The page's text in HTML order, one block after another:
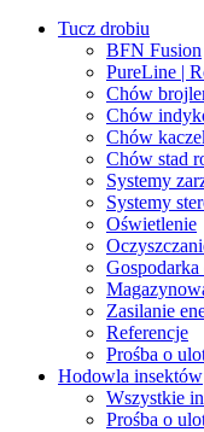
Tucz drobiu
BFN Fusion
PureLine |
Chów
Chów
Chów
Chów stad
Systemy
Systemy
Oświetlenie
Gospodarka
Zasilanie
Referencje
Prośba o
Hodowla insektów
Wszystkie
Prośba o